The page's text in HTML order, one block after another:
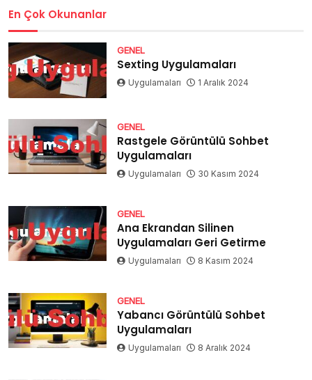
En Çok Okunanlar
GENEL
Sexting Uygulamaları
Uygulamaları 1 Aralık 2024
GENEL
Rastgele Görüntülü Sohbet
Uygulamaları
Uygulamaları 30 Kasım 2024
GENEL
Ana Ekrandan Silinen
Uygulamaları Geri Getirme
Uygulamaları 8 Kasım 2024
GENEL
Yabancı Görüntülü Sohbet
Uygulamaları
Uygulamaları 8 Aralık 2024